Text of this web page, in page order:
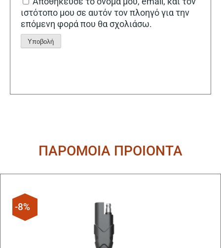
ιστότοπο μου σε αυτόν τον πλοηγό για την
επόμενη φορά που θα σχολιάσω.
ΠΑΡΟΜΟΙΑ ΠΡΟΙΟΝΤΑ
-8%